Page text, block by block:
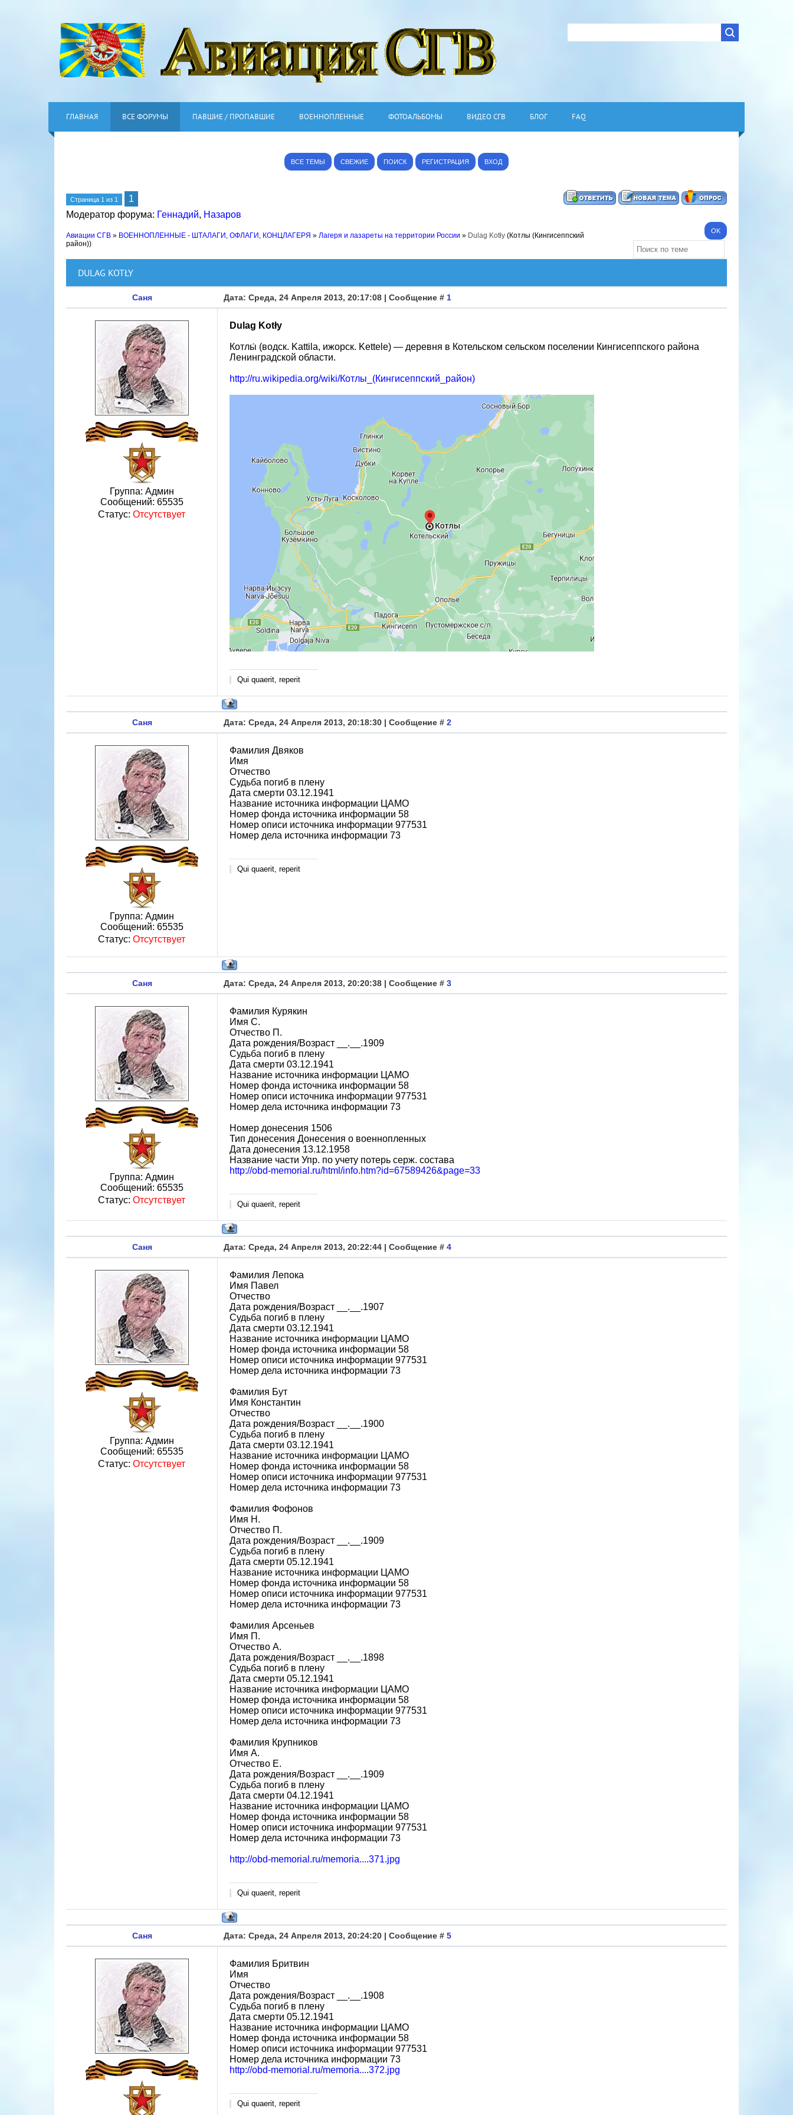
ГЛАВНАЯ ВСЕ ФОРУМЫ ПАВШИЕ / ПРОПАВШИЕ ВОЕННОПЛЕННЫЕ ФОТОАЛЬБОМЫ ВИДЕО СГВ БЛОГ FAQ
ВСЕ ТЕМЫ СВЕЖИЕ ПОИСК РЕГИСТРАЦИЯ ВХОД
Страница 1 из 1
1
Модератор форума: Геннадий, Назаров
Авиации СГВ » ВОЕННОПЛЕННЫЕ - ШТАЛАГИ, ОФЛАГИ, КОНЦЛАГЕРЯ » Лагеря и лазареты на территории России » Dulag Kotły (Котлы (Кингисеппский
район))
DULAG KOTŁY
Саня Дата: Среда, 24 Апреля 2013, 20:17:08 | Сообщение # 1
Группа: Админ
Сообщений: 65535
Статус: Отсутствует
Dulag Kotły
Котлы́ (водск. Kattila, ижорск. Kettele) — деревня в Котельском сельском поселении Кингисеппского района
Ленинградской области.
http://ru.wikipedia.org/wiki/Котлы_(Кингисеппский_район)
Qui quaerit, reperit
Саня Дата: Среда, 24 Апреля 2013, 20:18:30 | Сообщение # 2
Группа: Админ
Сообщений: 65535
Статус: Отсутствует
Фамилия Двяков
Имя
Отчество
Судьба погиб в плену
Дата смерти 03.12.1941
Название источника информации ЦАМО
Номер фонда источника информации 58
Номер описи источника информации 977531
Номер дела источника информации 73
Qui quaerit, reperit
Саня Дата: Среда, 24 Апреля 2013, 20:20:38 | Сообщение # 3
Группа: Админ
Сообщений: 65535
Статус: Отсутствует
Фамилия Курякин
Имя С.
Отчество П.
Дата рождения/Возраст __.__.1909
Судьба погиб в плену
Дата смерти 03.12.1941
Название источника информации ЦАМО
Номер фонда источника информации 58
Номер описи источника информации 977531
Номер дела источника информации 73
Номер донесения 1506
Тип донесения Донесения о военнопленных
Дата донесения 13.12.1958
Название части Упр. по учету потерь серж. состава
http://obd-memorial.ru/html/info.htm?id=67589426&page=33
Qui quaerit, reperit
Саня Дата: Среда, 24 Апреля 2013, 20:22:44 | Сообщение # 4
Группа: Админ
Сообщений: 65535
Статус: Отсутствует
Фамилия Лепока
Имя Павел
Отчество
Дата рождения/Возраст __.__.1907
Судьба погиб в плену
Дата смерти 03.12.1941
Название источника информации ЦАМО
Номер фонда источника информации 58
Номер описи источника информации 977531
Номер дела источника информации 73
Фамилия Бут
Имя Константин
Отчество
Дата рождения/Возраст __.__.1900
Судьба погиб в плену
Дата смерти 03.12.1941
Название источника информации ЦАМО
Номер фонда источника информации 58
Номер описи источника информации 977531
Номер дела источника информации 73
Фамилия Фофонов
Имя Н.
Отчество П.
Дата рождения/Возраст __.__.1909
Судьба погиб в плену
Дата смерти 05.12.1941
Название источника информации ЦАМО
Номер фонда источника информации 58
Номер описи источника информации 977531
Номер дела источника информации 73
Фамилия Арсеньев
Имя П.
Отчество А.
Дата рождения/Возраст __.__.1898
Судьба погиб в плену
Дата смерти 05.12.1941
Название источника информации ЦАМО
Номер фонда источника информации 58
Номер описи источника информации 977531
Номер дела источника информации 73
Фамилия Крупников
Имя А.
Отчество Е.
Дата рождения/Возраст __.__.1909
Судьба погиб в плену
Дата смерти 04.12.1941
Название источника информации ЦАМО
Номер фонда источника информации 58
Номер описи источника информации 977531
Номер дела источника информации 73
http://obd-memorial.ru/memoria....371.jpg
Qui quaerit, reperit
Саня Дата: Среда, 24 Апреля 2013, 20:24:20 | Сообщение # 5
Фамилия Бритвин
Имя
Отчество
Дата рождения/Возраст __.__.1908
Судьба погиб в плену
Дата смерти 05.12.1941
Название источника информации ЦАМО
Номер фонда источника информации 58
Номер описи источника информации 977531
Номер дела источника информации 73
http://obd-memorial.ru/memoria....372.jpg
Qui quaerit, reperit